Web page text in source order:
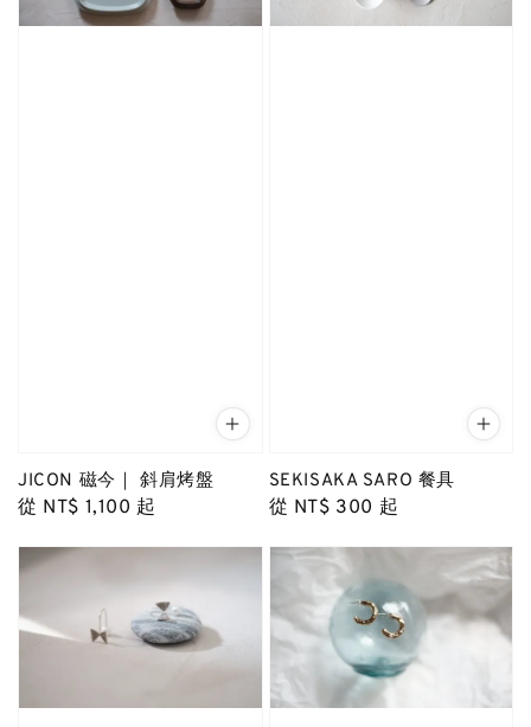
JICON 磁今｜ 斜肩烤盤
Regular
從 NT$ 1,100 起
SEKISAKA SARO 餐具
Regular
從 NT$ 300 起